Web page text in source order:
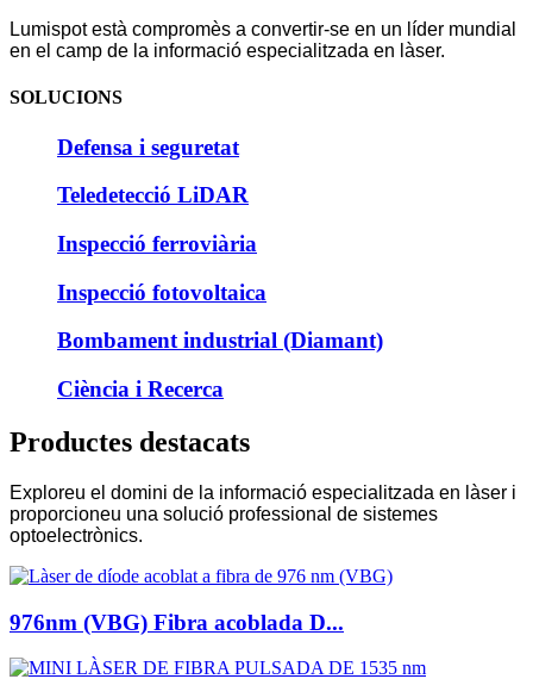
Lumispot està compromès a convertir-se en un líder mundial
en el camp de la informació especialitzada en làser.
SOLUCIONS
Defensa i seguretat
Teledetecció LiDAR
Inspecció ferroviària
Inspecció fotovoltaica
Bombament industrial (Diamant)
Ciència i Recerca
Productes destacats
Exploreu el domini de la informació especialitzada en làser i
proporcioneu una solució professional de sistemes
optoelectrònics.
976nm (VBG) Fibra acoblada D...